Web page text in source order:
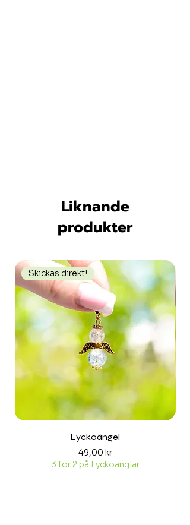
Liknande
produkter
Skickas direkt!
Lyckoängel
Pris
49,00 kr
3 för 2 på Lyckoänglar